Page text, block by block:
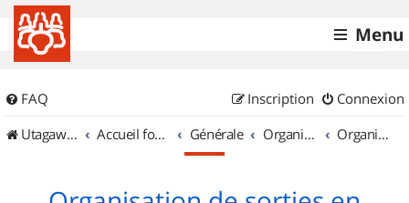
Menu
FAQ Connexion
Inscription
UtagawaVTT (Randos VTT et VTTAE avec traces GPS)
Accueil forum Générale Organisation de sorties & Recherche de partenaires Organisation de sorties en région Bourgogne